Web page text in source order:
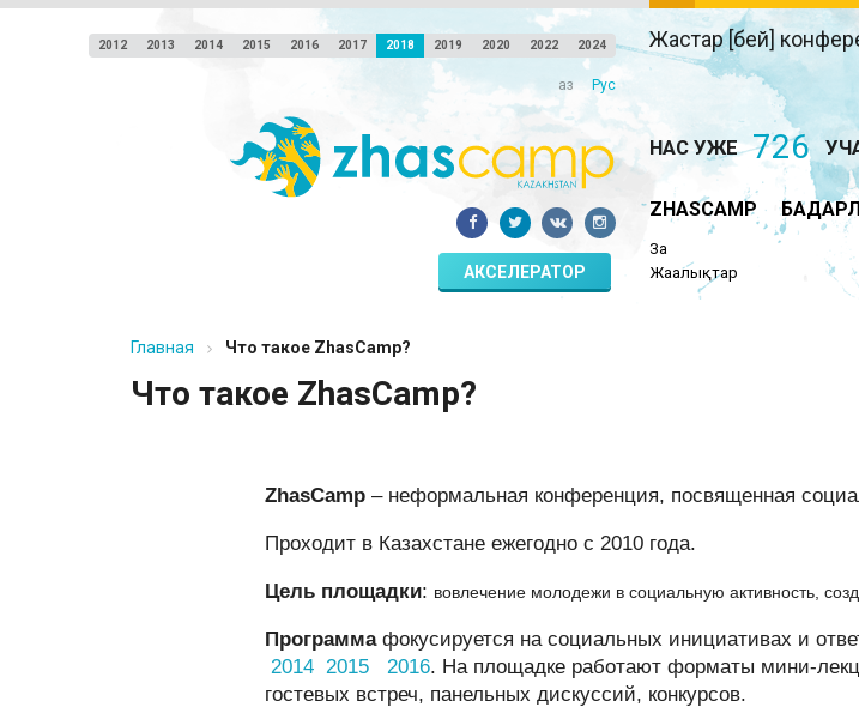
2012 2013 2014 2015 2016 2017 2018 2019 2020 2022 2024
Қаз Рус
Жастар [бей]
АКСЕЛЕРАТОР
НАС УЖЕ 726
ZHASCAMP
Заң
Жаңалықтар
Главная Что такое ZhasCamp?
Что такое ZhasCamp?
ZhasCamp – неформальная конференция, посвященная
Проходит в Казахстане ежегодно с 2010 года.
Цель площадки: вовлечение молодежи в социальную активность,
Программафокусируется на социальных инициативах и
2014 2015 2016. На площадке работают форматы мини-
гостевых встреч, панельных дискуссий, конкурсов.